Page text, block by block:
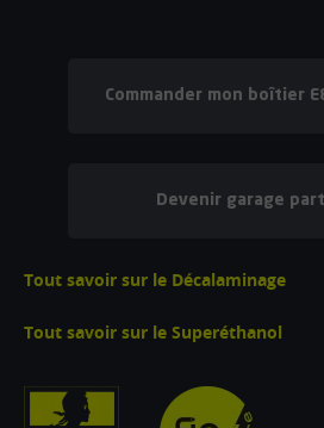
Commander mon boîtier
Devenir garage
Tout savoir sur le Décalaminage
Tout savoir sur le Superéthanol